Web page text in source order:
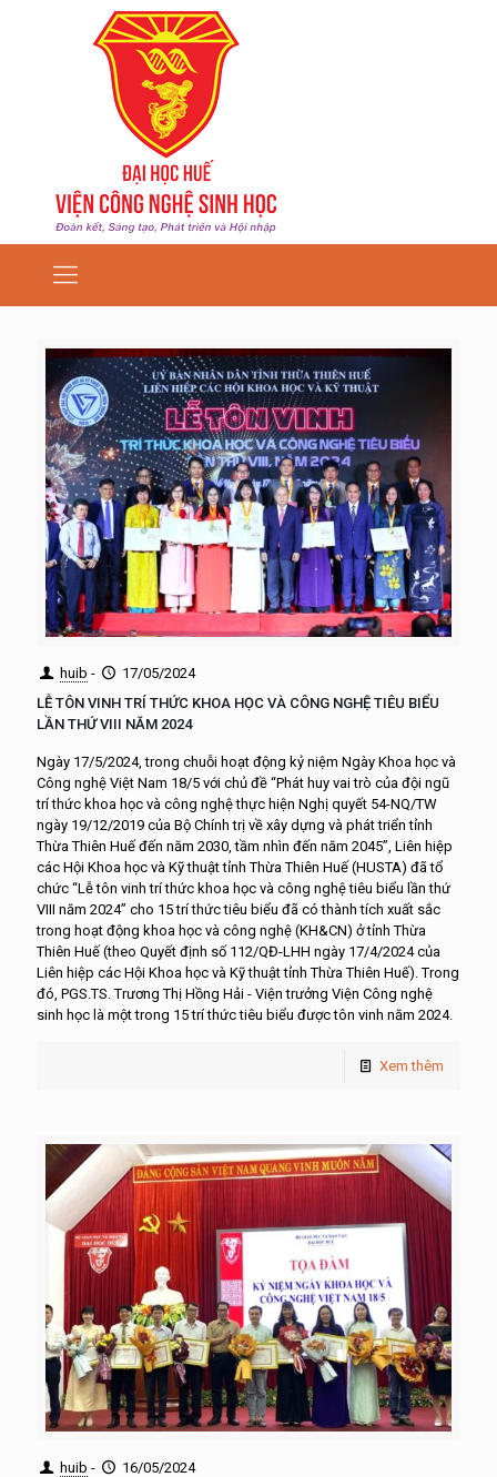
huib -
17/05/2024
LỄ TÔN VINH TRÍ THỨC KHOA HỌC VÀ CÔNG NGHỆ TIÊU BIỂU
LẦN THỨ VIII NĂM 2024
Ngày 17/5/2024, trong chuỗi hoạt động kỷ niệm Ngày Khoa học và
Công nghệ Việt Nam 18/5 với chủ đề “Phát huy vai trò của đội ngũ
trí thức khoa học và công nghệ thực hiện Nghị quyết 54-NQ/TW
ngày 19/12/2019 của Bộ Chính trị về xây dựng và phát triển tỉnh
Thừa Thiên Huế đến năm 2030, tầm nhìn đến năm 2045”, Liên hiệp
các Hội Khoa học và Kỹ thuật tỉnh Thừa Thiên Huế (HUSTA) đã tổ
chức “Lễ tôn vinh trí thức khoa học và công nghệ tiêu biểu lần thứ
VIII năm 2024” cho 15 trí thức tiêu biểu đã có thành tích xuất sắc
trong hoạt động khoa học và công nghệ (KH&CN) ở tỉnh Thừa
Thiên Huế (theo Quyết định số 112/QĐ-LHH ngày 17/4/2024 của
Liên hiệp các Hội Khoa học và Kỹ thuật tỉnh Thừa Thiên Huế). Trong
đó, PGS.TS. Trương Thị Hồng Hải - Viện trưởng Viện Công nghệ
sinh học là một trong 15 trí thức tiêu biểu được tôn vinh năm 2024.
Xem thêm
huib -
16/05/2024